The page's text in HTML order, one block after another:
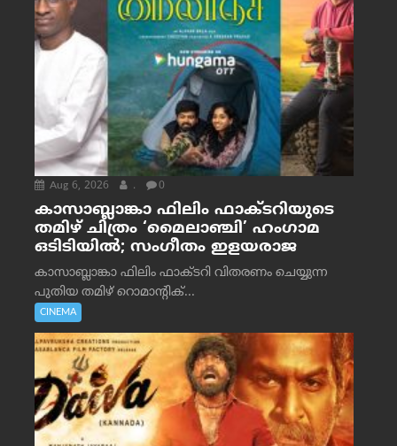
Aug 6, 2026 . 0
കാസാബ്ലാങ്കാ ഫിലിം ഫാക്ടറിയുടെ
തമിഴ് ചിത്രം ‘മൈലാഞ്ചി’ ഹംഗാമ
ഒടിടിയിൽ; സംഗീതം ഇളയരാജ
കാസാബ്ലാങ്കാ ഫിലിം ഫാക്ടറി വിതരണം ചെയ്യുന്ന
പുതിയ തമിഴ് റൊമാന്റിക്...
CINEMA